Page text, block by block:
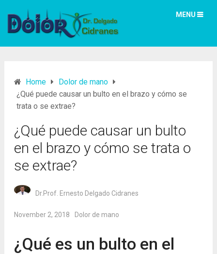
MENU
Home
Dolor de mano
¿Qué puede causar un bulto en el brazo y cómo se
trata o se extrae?
¿Qué puede causar un bulto
en el brazo y cómo se trata o
se extrae?
Dr.Prof. Ernesto Delgado Cidranes
November 2, 2018 Dolor de mano
¿Qué es un bulto en el